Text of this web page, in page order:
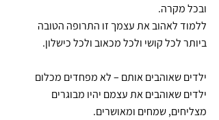
ובכל מקרה.
ללמוד לאהוב את עצמך זו התרופה הטובה
ביותר לכל קושי ולכל מכאוב ולכל כישלון.
ילדים שאוהבים אותם – לא מפחדים מכלום
ילדים שאוהבים את עצמם יהיו מבוגרים
מצליחים, שמחים ומאושרים.